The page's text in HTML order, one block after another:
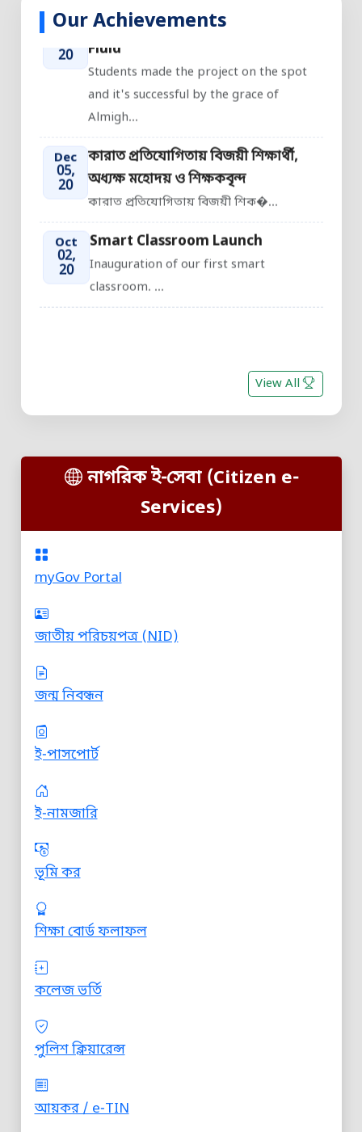
Our Achievements
Jun
20
Science fair 2026: Non-Newtonian
Fluid
Students made the project on the spot
and it's successful by the grace of
Almigh...
Dec
05,
20
কারাত প্রতিযোগিতায় বিজয়ী শিক্ষার্থী,
অধ্যক্ষ মহোদয় ও শিক্ষকবৃন্দ
কারাত প্রতিযোগিতায় বিজয়ী শিক�...
Oct
02,
20
Smart Classroom Launch
Inauguration of our first smart
classroom. ...
View All
নাগরিক ই-সেবা (Citizen e-
Services)
myGov Portal
জাতীয় পরিচয়পত্র (NID)
জন্ম নিবন্ধন
ই-পাসপোর্ট
ই-নামজারি
ভূমি কর
শিক্ষা বোর্ড ফলাফল
কলেজ ভর্তি
পুলিশ ক্লিয়ারেন্স
আয়কর / e-TIN